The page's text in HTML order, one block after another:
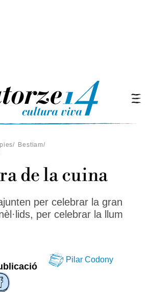
/ Bestiam/
de la cuina
per celebrar la gran
per celebrar la llum
Pilar Codony